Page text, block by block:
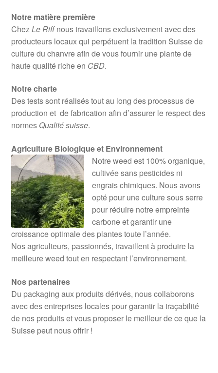
Notre matière première
ChezLe Riffnous travaillons exclusivement avec des
producteurs locaux qui perpétuent la tradition Suisse de
culture du chanvre afin de vous fournir une plante de
haute qualité riche en CBD.
Notre charte
Des tests sont réalisés tout au long des processus de
production et de fabrication afin d’assurer le respect des
normes Qualité suisse.
Agriculture Biologique et Environnement
Notre weed est 100% organique,
cultivée sans pesticides ni
engrais chimiques. Nous avons
opté pour une culture sous serre
pour réduire notre empreinte
carbone et garantir une
croissance optimale des plantes toute l’année.
Nos agriculteurs, passionnés, travaillent à produire la
meilleure weed tout en respectant l’environnement.
Nos partenaires
Du packaging aux produits dérivés, nous collaborons
avec des entreprises locales pour garantir la traçabilité
de nos produits et vous proposer le meilleur de ce que la
Suisse peut nous offrir !